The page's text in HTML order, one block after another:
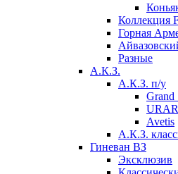
Коллекция
Горная
Разные
А.К.З.
А.К.З. п/у
Grand
Avetis
А.К.З.
Гиневан ВЗ
Эксклюзив